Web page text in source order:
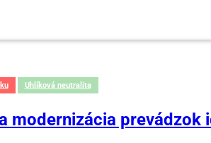
Uhlíková neutralita
modernizácia prevádzok